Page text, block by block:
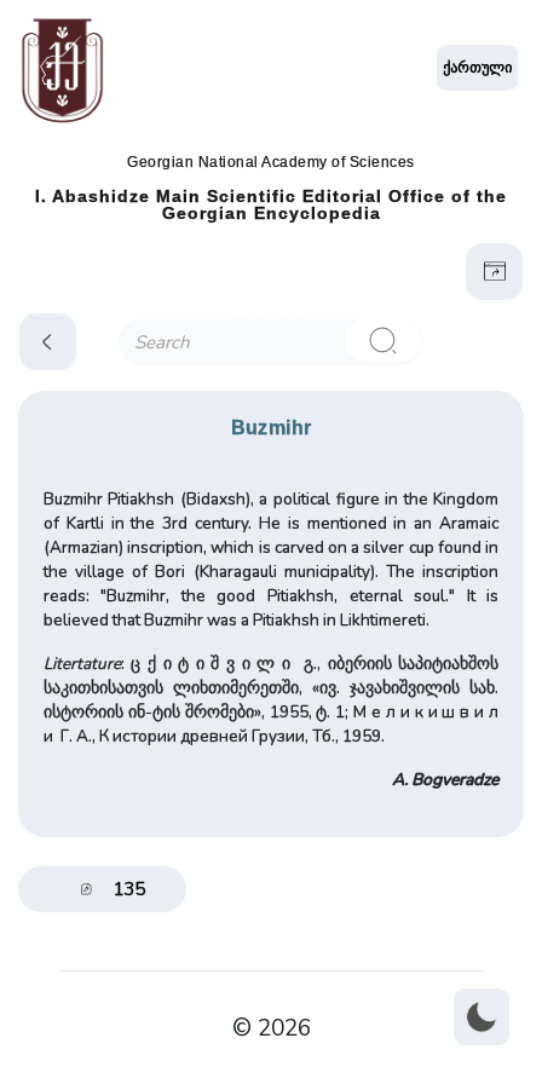
Georgian National Academy of Sciences
I. Abashidze Main Scientific Editorial Office of the
Georgian Encyclopedia
ქართული
Buzmihr
Buzmihr Pitiakhsh (Bidaxsh), a political figure in the Kingdom
of Kartli in the 3rd century. He is mentioned in an Aramaic
(Armazian) inscription, which is carved on a silver cup found in
the village of Bori (Kharagauli municipality). The inscription
reads: "Buzmihr, the good Pitiakhsh, eternal soul." It is
believed that Buzmihr was a Pitiakhsh in Likhtimereti.
Litertature: ც ქ ი ტ ი შ ვ ი ლ ი გ., იბერიის საპიტიახშოს
საკითხისათვის ლიხთიმერეთში, «ივ. ჯავახიშვილის სახ.
ისტორიის ინ-ტის შრომები», 1955, ტ. 1; М е л и к и ш в и л
и Г. А., К истории древней Грузии, Тб., 1959.
A. Bogveradze
135
© 2026